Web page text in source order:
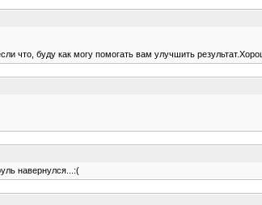
что, буду как могу помогать вам улучшить
навернулся...:(